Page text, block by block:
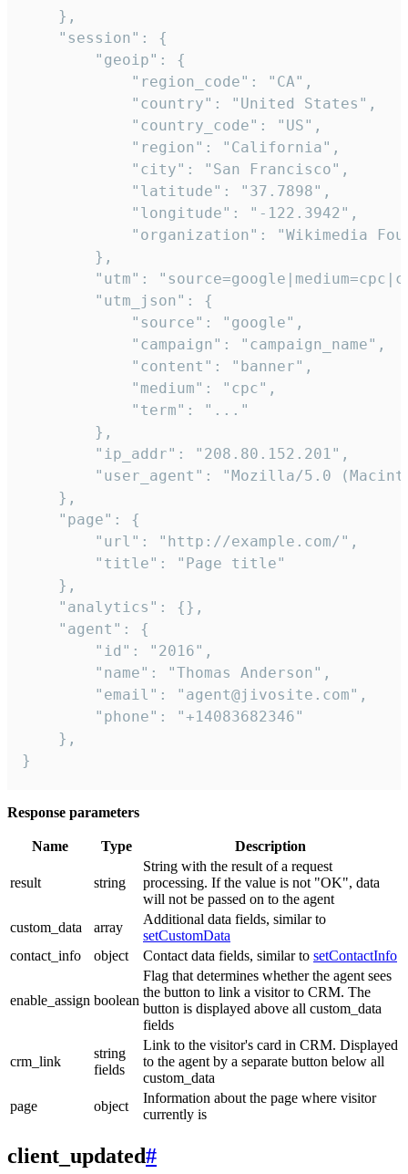
    },
    "session": {
        "geoip": {
            "region_code": "CA",
            "country": "United States",
            "country_code": "US",
            "region": "California",
            "city": "San Francisco",
            "latitude": "37.7898",
            "longitude": "-122.3942",
"organization": "Wikimedia
        },
"utm":
        "utm_json": {
            "source": "google",
            "campaign": "campaign_name",
            "content": "banner",
            "medium": "cpc",
            "term": "..."
        },
        "ip_addr": "208.80.152.201",
"user_agent": "Mozilla/5.0
    },
    "page": {
        "url": "http://example.com/",
        "title": "Page title"
    },
    "analytics": {},
    "agent": {
        "id": "2016",
        "name": "Thomas Anderson",
        "email": "agent@jivosite.com",
        "phone": "+14083682346"
    },
}
Response parameters
Name Type Description
result string
String with the result of a request
processing. If the value is not "OK", data
will not be passed on to the agent
custom_data
array
Additional data fields, similar to
setCustomData
contact_info
object Contact data fields, similar to setContactInfo
enable_assign boolean
Flag that determines whether the agent sees
the button to link a visitor to CRM. The
button is displayed above all custom_data
fields
crm_link
string
fields
Link to the visitor's card in CRM. Displayed
to the agent by a separate button below all
custom_data
page
object
Information about the page where visitor
currently is
client_updated#